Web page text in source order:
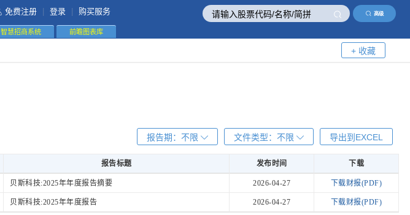
高级
免费注册 登录 购买服务
智慧招商系统 前瞻图表库
+ 收藏
导出到EXCEL
文件类型： 不限
报告期： 不限
报告标题 发布时间
下载
报告标题 发布时间 下载
贝斯科技:2025年年度报告摘要 2026-04-27 下载财报(PDF)
贝斯科技:2025年年度报告 2026-04-27 下载财报(PDF)